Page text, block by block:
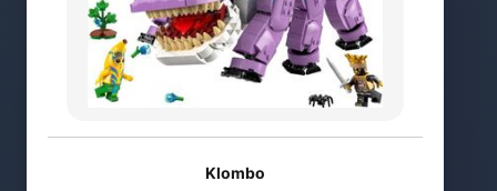
Klombo